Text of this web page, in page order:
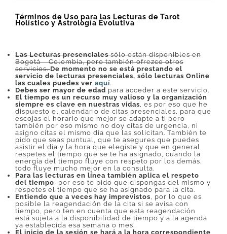
Términos de Uso para las Lecturas de Tarot
Holístico y Astrología Evolutiva
Las Lecturas presencialessólo están disponibles en
Bogotá – Colombia, pero también ofrezco otros
servicios.De momento no se está prestando el
servicio de lecturas presenciales, sólo lecturas Online
las cuales puedes ver aquí.
Debes ser mayor de edad para acceder a este servicio.
El tiempo es un recurso muy valioso y la organización
siempre es clave en nuestras vidas , es por eso que he
dispuesto el calendario de citas presenciales, para que
escojas el horario que mejor se adapte a ti pero
también por eso mismo no doy citas de urgencia, ni
asigno citas el mismo día que las solicitan. También te
pido que seas puntual, que te asegures que puedes
asistir el día y la hora que elegiste y que en general
respetes el tiempo que se te ha asignado, cuando la
energía del tiempo fluye con respeto por los demás,
todo fluye mucho mejor en la consulta.
Para las lecturas en línea también aplica el respeto
del tiempo , por eso te pido que dispongas del mismo y
respetes el tiempo que se ha asignado para la cita.
Entiendo que a veces hay imprevistos , por lo que es
posible la reagendación de la cita si se avisa con
tiempo, pero ten en cuenta que esta reagendación
está sujeta a la disponibilidad de tiempo y a la agenda
ya establecida esa semana o mes.
El inicio de la sesión se hará a la hora correspondiente